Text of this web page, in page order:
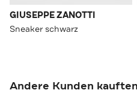
GIUSEPPE ZANOTTI
Sneaker schwarz
Andere Kunden